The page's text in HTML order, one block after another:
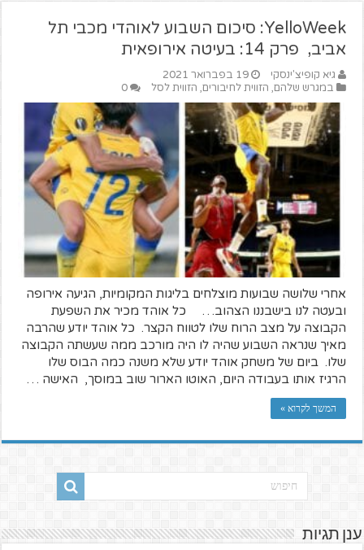
YelloWeek: סיכום השבוע לאוהדי מכבי תל
אביב, פרק 14: בעיטה אירופאית
גיא קופיצ'ינסקי
19 בפברואר 2021
במגרש שלהם, הזווית לחיבורים, הזווית לסל 0
אחרי שלושה שבועות מוצלחים בליגות המקומיות, הגיעה אירופה
ובעטה לנו בישבננו הצהוב… כל אוהד מכיר את השפעת
הקבוצה על מצב הרוח שלו לטווח הקצר. כל אוהד יודע שהרבה
מאיך שנראה השבוע שהיה לו היה מורכב ממה שעשתה הקבוצה
שלו. ביום של משחק אוהד יודע שלא משנה כמה הבוס שלו
הרגיז אותו בעבודה היום, האוטו הארור שוב במוסך, האישה …
המשך לקרוא »
ענן תגיות